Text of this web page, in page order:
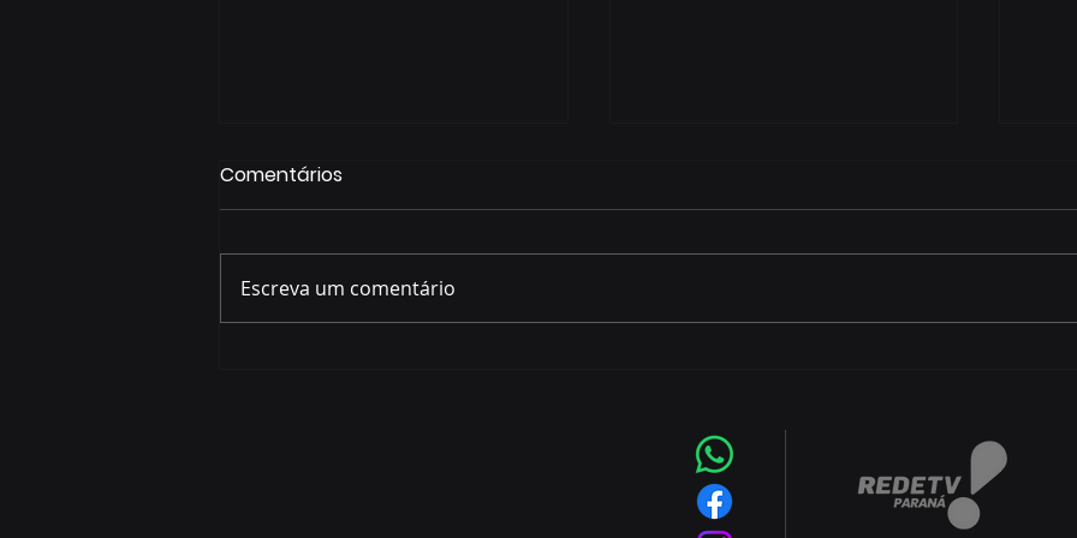
gratuitas
Comentários
Escreva um comentário